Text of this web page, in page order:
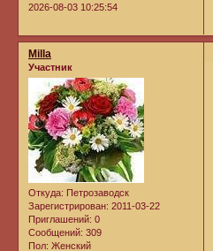
2026-08-03 10:25:54
Milla
Участник
Откуда: Петрозаводск
Зарегистрирован: 2011-03-22
Приглашений: 0
Сообщений: 309
Пол: Женский